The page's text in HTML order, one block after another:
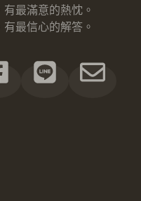
最滿意的熱忱。
最信心的解答。